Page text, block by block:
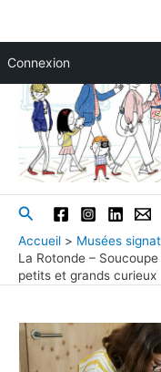
Connexion
contenu
Rechercher
Accueil
Musées
La Rotonde –
petits et grands curieux